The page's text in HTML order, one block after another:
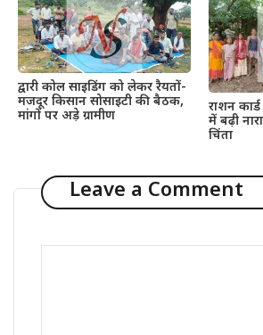
द्वारी कोल साइडिंग को लेकर रैयतों-
मजदूर किसान सोसाइटी की बैठक,
मांगों पर अड़े ग्रामीण
राशन कार्ड
में बढ़ी
चिंता
Leave a Comment